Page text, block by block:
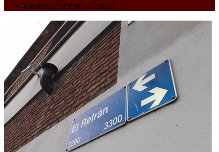
Periódico internacional